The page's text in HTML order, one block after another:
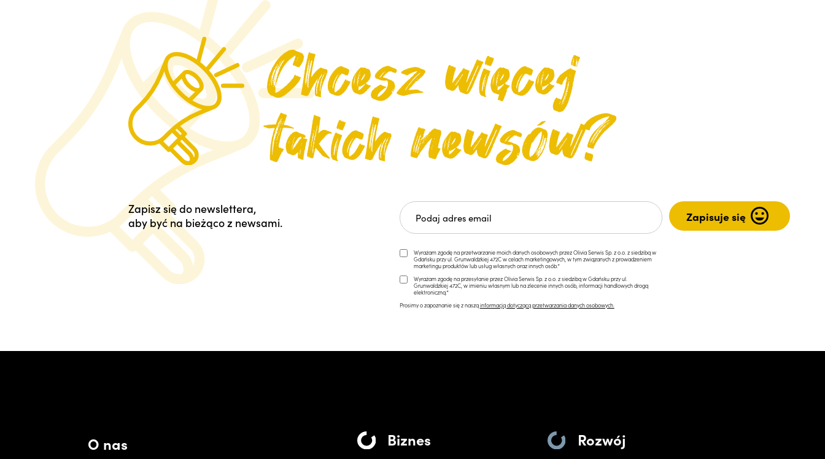
Zapisz się do newslettera,
aby być na bieżąco z newsami.
Wyrażam zgodę na przetwarzanie moich danych osobowych przez Olivia Serwis Sp. z o.o. z siedzibą w
Gdańsku przy ul. Grunwaldzkiej 472C w celach marketingowych, w tym związanych z prowadzeniem
marketingu produktów lub usług własnych oraz innych osób.*
Wyrażam zgodę na przesyłanie przez Olivia Serwis Sp. z o.o. z siedzibą w Gdańsku przy ul.
Grunwaldzkiej 472C, w imieniu własnym lub na zlecenie innych osób, informacji handlowych drogą
elektroniczną.*
Prosimy o zapoznanie się z nasząinformacją dotyczącą przetwarzania danych osobowych.
O nas Biznes Rozwój